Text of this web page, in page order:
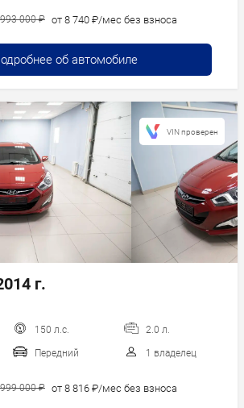
993 000 ₽ от 8 740 ₽/мес без взноса
об автомобиле
г.
150 л.с. 2.0 л.
Передний 1 владелец
999 000 ₽ от 8 816 ₽/мес без взноса
VIN проверен